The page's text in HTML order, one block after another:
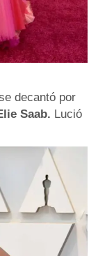
decantó por
Saab. Lució